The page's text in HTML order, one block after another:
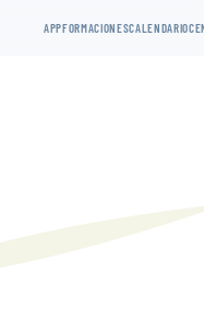
APPFORMACIONESCALENDARIO